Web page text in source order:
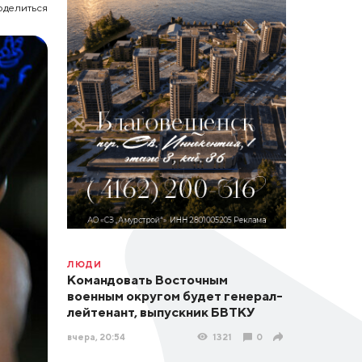
ЛЮДИ
Командовать Восточным
военным округом будет генерал-
лейтенант, выпускник БВТКУ
вчера, 20:54 1321 0